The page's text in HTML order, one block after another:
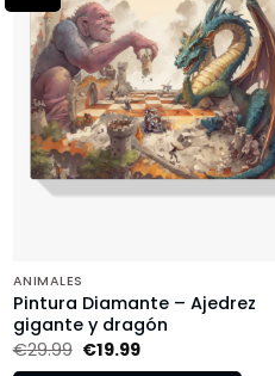
ANIMALES
Pintura Diamante – Ajedrez
gigante y dragón
€29.99 €19.99